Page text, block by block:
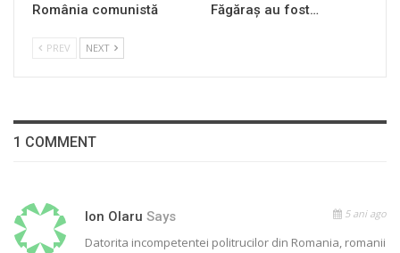
România comunistă
Făgăraș au fost…
PREV NEXT
1 COMMENT
Ion Olaru Says 5 ani ago
Datorita incompetentei politrucilor din Romania, romanii